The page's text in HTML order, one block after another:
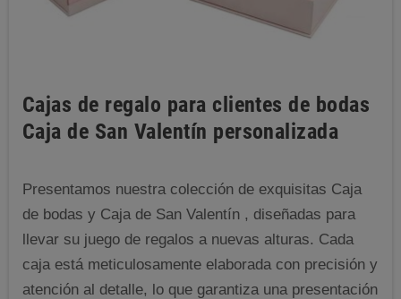
Cajas de regalo para clientes de bodas
Caja de San Valentín personalizada
Presentamos nuestra colección de exquisitas Caja
de bodas y Caja de San Valentín , diseñadas para
llevar su juego de regalos a nuevas alturas. Cada
caja está meticulosamente elaborada con precisión y
atención al detalle, lo que garantiza una presentación